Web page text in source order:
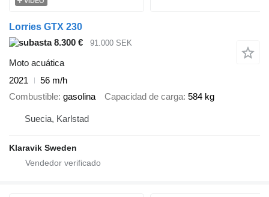
Lorries GTX 230
8.300 €
91.000 SEK
Moto acuática
2021
56 m/h
Combustible gasolina Capacidad de carga 584 kg
Suecia, Karlstad
Klaravik Sweden